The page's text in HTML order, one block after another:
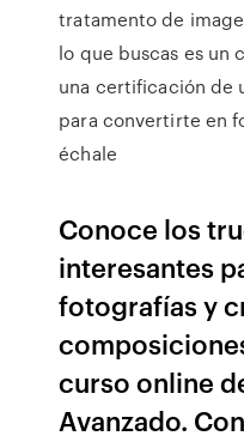
tratamento de
lo que buscas es un
una certificación de
para convertirte en
échale
Conoce los
interesantes
fotografías y
curso online
Avanzado.